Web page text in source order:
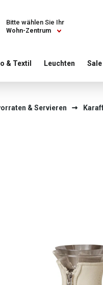
see content for your location
Wohn-Zentrum
Bitte wählen Sie Ihr
& Textil Leuchten Sale
& Servieren